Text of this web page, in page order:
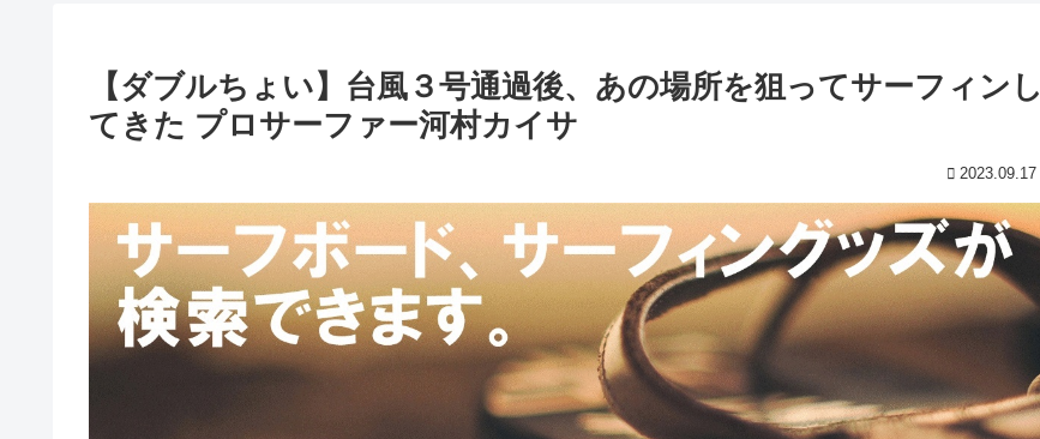
【ダブルちょい】台風３号通過後、あの場所を狙ってサーフィンし
てきた プロサーファー河村カイサ
2023.09.17